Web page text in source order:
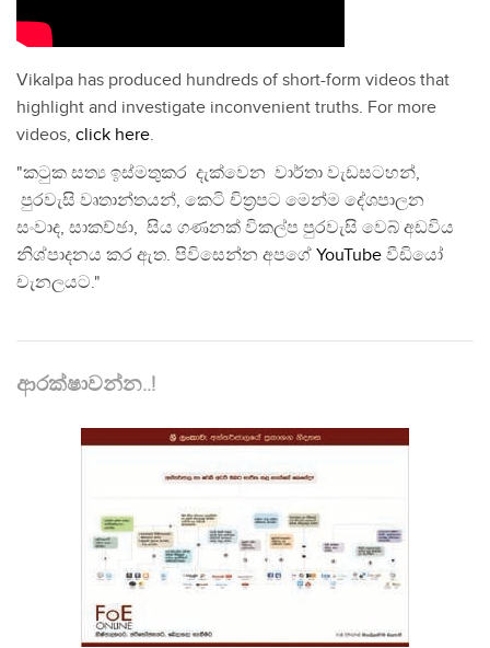
Vikalpa has produced hundreds of short-form videos that
highlight and investigate inconvenient truths. For more
videos, click here.
"කටුක සත්‍ය ඉස්මතුකර දැක්වෙන වාර්තා වැඩසටහන්,
පුරවැසි වෘතාන්තයන්, කෙටි චිත්‍රපට මෙන්ම දේශපාලන
සංවාද, සාකච්ඡා, සිය ගණනක් විකල්ප පුරවැසි වෙබ් අඩවිය
නිශ්පාදනය කර ඇත. පිවිසෙන්න අපගේ YouTube වීඩියෝ
චැනලයට."
ආරක්ෂාවන්න..!